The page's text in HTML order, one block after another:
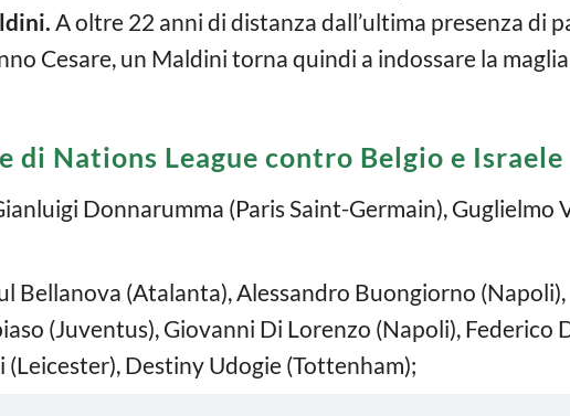
A oltre 22 anni di distanza dall’ultima presenza di
Cesare, un Maldini torna quindi a indossare la maglia
di Nations League contro Belgio e Israele
Donnarumma (Paris Saint-Germain), Guglielmo
Bellanova (Atalanta), Alessandro Buongiorno (Napoli),
(Juventus), Giovanni Di Lorenzo (Napoli), Federico
Destiny Udogie (Tottenham);